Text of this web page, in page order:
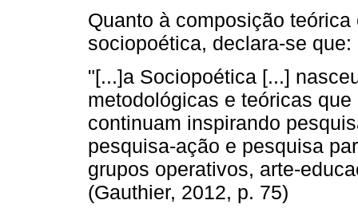
Quanto à composição
sociopoética, declara-se que:
"[...]a Sociopoética [...]
metodológicas e teóricas
continuam inspirando
pesquisa-ação e pesquisa
grupos operativos, arte-
(Gauthier, 2012, p. 75)